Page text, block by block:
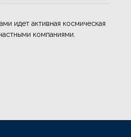
идет активная космическая
компаниями.